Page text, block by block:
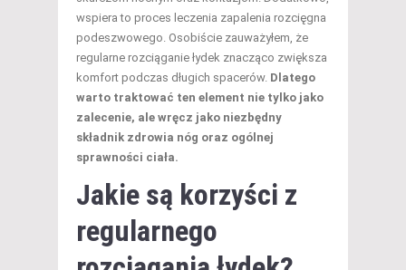
wspiera to proces leczenia zapalenia rozcięgna
podeszwowego. Osobiście zauważyłem, że
regularne rozciąganie łydek znacząco zwiększa
komfort podczas długich spacerów. Dlatego
warto traktować ten element nie tylko jako
zalecenie, ale wręcz jako niezbędny
składnik zdrowia nóg oraz ogólnej
sprawności ciała.
Jakie są korzyści z
regularnego